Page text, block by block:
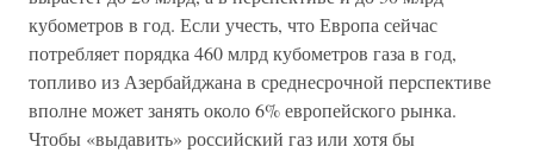
кубометров в год. Если учесть, что Европа сейчас
потребляет порядка 460 млрд кубометров газа в год,
топливо из Азербайджана в среднесрочной перспективе
вполне может занять около 6% европейского рынка.
Чтобы «выдавить» российский газ или хотя бы